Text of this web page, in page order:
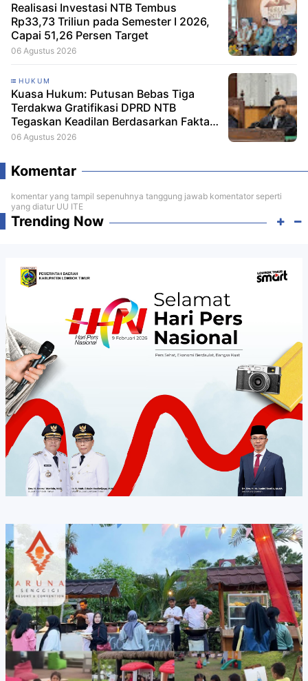
Realisasi Investasi NTB Tembus
Rp33,73 Triliun pada Semester I 2026,
Capai 51,26 Persen Target
06 Agustus 2026
HUKUM
Kuasa Hukum: Putusan Bebas Tiga
Terdakwa Gratifikasi DPRD NTB
Tegaskan Keadilan Berdasarkan Fakta
Persidangan
06 Agustus 2026
Komentar
komentar yang tampil sepenuhnya tanggung jawab komentator seperti
yang diatur UU ITE
Trending Now